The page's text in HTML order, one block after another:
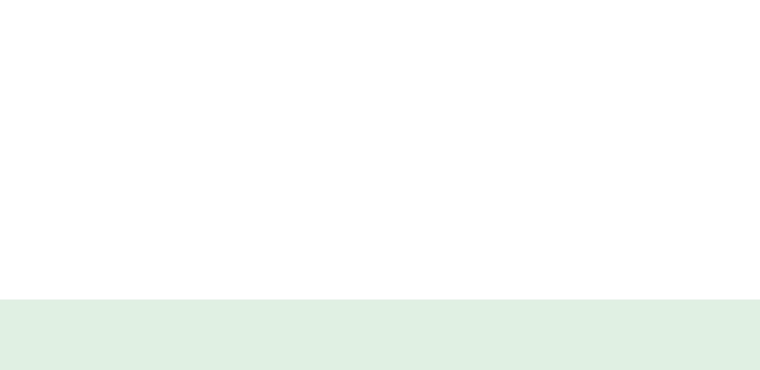
綠能科技研究學院